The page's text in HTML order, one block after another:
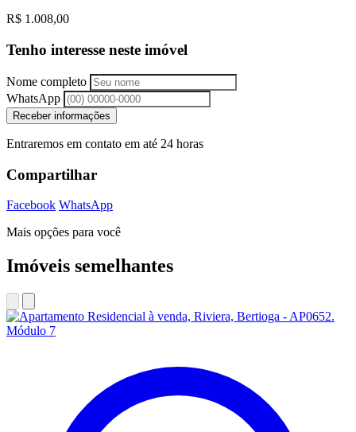
R$ 1.008,00
Tenho interesse neste imóvel
Nome completo
WhatsApp
Receber informações
Entraremos em contato em até 24 horas
Compartilhar
Facebook WhatsApp
Mais opções para você
Imóveis semelhantes
Módulo 7